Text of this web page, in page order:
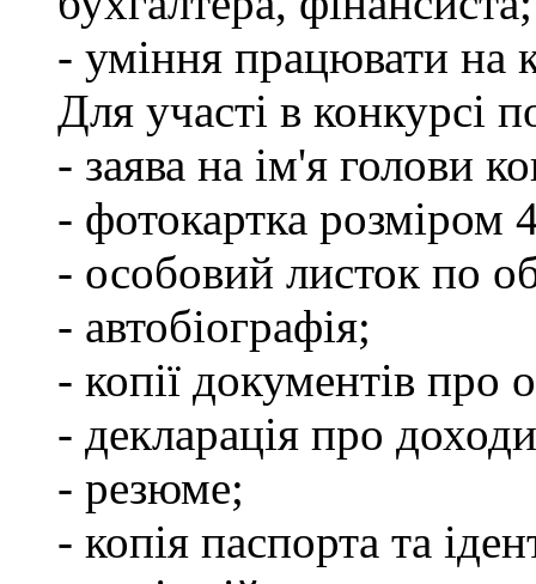
- уміння працювати на
Для участі в конкурсі
- заява на ім'я голови
- фотокартка розміром
- особовий листок по
- автобіографія;
- копії документів про
- декларація про
- резюме;
- копія паспорта та